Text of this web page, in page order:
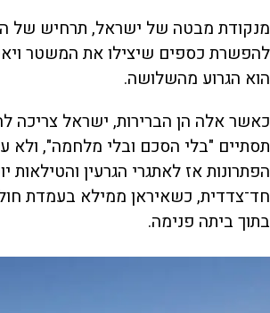
מנקודת מבטה של ישראל, תרחיש של
להפשרת כספים שיצילו את המשטר
הוא הגרוע מהשלושה.
כאשר אלה הן הברירות, ישראל צריכה
תסתיים "בלי הסכם ובלי מלחמה", ולא
הפתרונות אז לאתגרי הגרעין והטילאות
חד־צדדית, כשאיראן ממילא בעמדת
בתוך ביתה פנימה.